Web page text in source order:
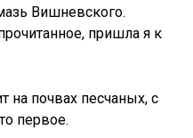
Вишневского.
пришла я к
почвах песчаных, с
первое.